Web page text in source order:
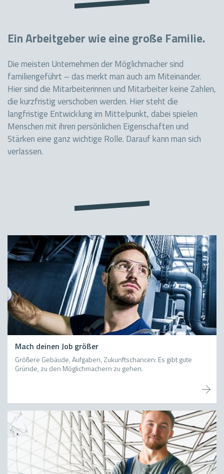
Ein Arbeitgeber wie eine große Familie.
Die meisten Unternehmen der Möglichmacher sind
familiengeführt – das merkt man auch am Miteinander.
Hier sind die Mitarbeiterinnen und Mitarbeiter keine Zahlen,
die kurzfristig verschoben werden. Hier steht die
langfristige Entwicklung im Mittelpunkt, dabei spielen
Menschen mit ihren persönlichen Eigenschaften und
Stärken eine ganz wichtige Rolle. Darauf kann man sich
verlassen.
Mach deinen Job größer
Größere Gebäude, Aufgaben, Zukunftschancen: Es gibt gute
Gründe, zu den Möglichmachern zu gehen.